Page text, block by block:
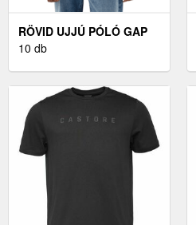
RÖVID UJJÚ PÓLÓ GAP
GAP EVERYDAY SOFT
10 db